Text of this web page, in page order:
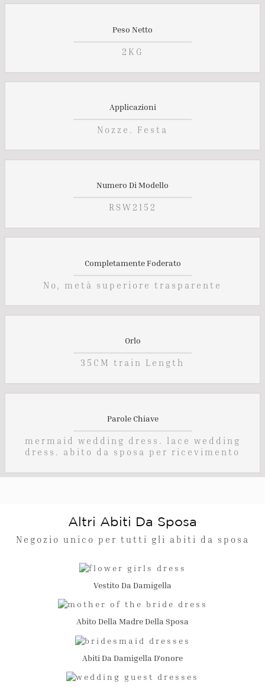
Peso Netto
2KG
Applicazioni
Nozze. Festa
Numero Di Modello
RSW2152
Completamente Foderato
No, metà superiore trasparente
Orlo
35CM train Length
Parole Chiave
mermaid wedding dress. lace wedding
dress. abito da sposa per ricevimento
Altri Abiti Da Sposa
Negozio unico per tutti gli abiti da sposa
Vestito Da Damigella
Abito Della Madre Della Sposa
Abiti Da Damigella D'onore